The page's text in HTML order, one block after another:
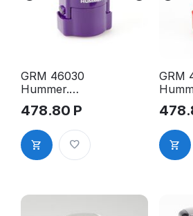
GRM 46030
Hummer.
Оснастка
для печати в
боксе, д.30
мм, корпус
фиолетовый
478.80 Р
GRM
для
мм,